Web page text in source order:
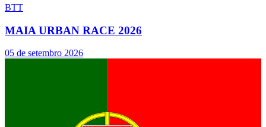
BTT
MAIA URBAN RACE 2026
05 de setembro 2026